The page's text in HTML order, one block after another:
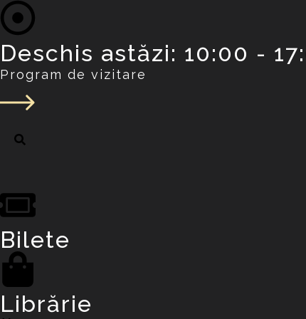
Deschis astăzi: 10:00 -
Program de vizitare
Bilete
Librărie